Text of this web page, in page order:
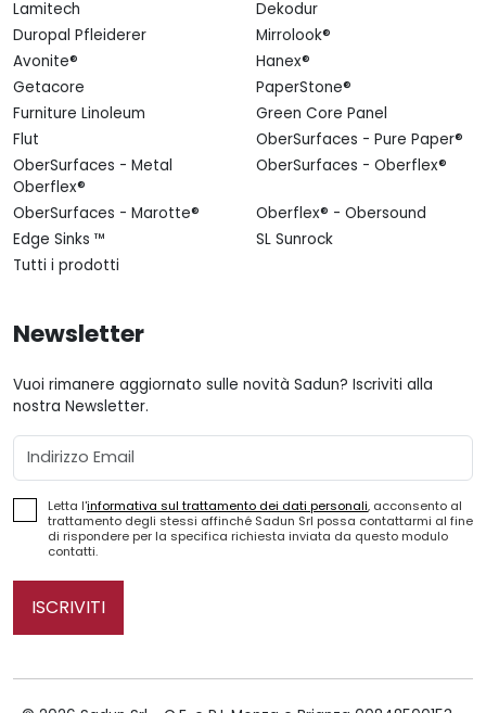
Lamitech
Dekodur
Duropal Pfleiderer
Mirrolook®
Avonite®
Hanex®
Getacore
PaperStone®
Furniture Linoleum
Green Core Panel
Flut
OberSurfaces - Pure Paper®
OberSurfaces - Metal
Oberflex®
OberSurfaces - Oberflex®
OberSurfaces - Marotte®
Oberflex® - Obersound
Edge Sinks ™
SL Sunrock
Tutti i prodotti
Newsletter
Vuoi rimanere aggiornato sulle novità Sadun? Iscriviti alla
nostra Newsletter.
Email
Letta l'informativa sul trattamento dei dati personali, acconsento al
trattamento degli stessi affinché Sadun Srl possa contattarmi al fine
di rispondere per la specifica richiesta inviata da questo modulo
contatti.
ISCRIVITI